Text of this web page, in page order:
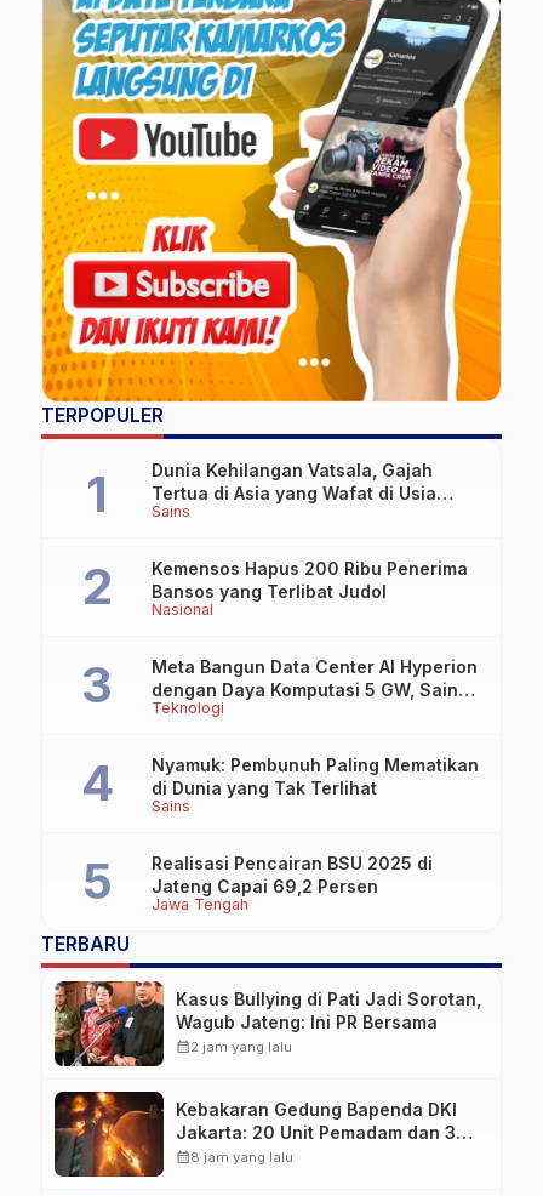
TERPOPULER
Sains
Dunia Kehilangan Vatsala, Gajah
Tertua di Asia yang Wafat di Usia
Lebih dari 100 Tahun
Nasional
Kemensos Hapus 200 Ribu Penerima
Bansos yang Terlibat Judol
Teknologi
Meta Bangun Data Center AI Hyperion
dengan Daya Komputasi 5 GW, Saingi
OpenAI dan Google
Sains
Nyamuk: Pembunuh Paling Mematikan
di Dunia yang Tak Terlihat
Jawa Tengah
Realisasi Pencairan BSU 2025 di
Jateng Capai 69,2 Persen
TERBARU
Kasus Bullying di Pati Jadi Sorotan,
Wagub Jateng: Ini PR Bersama
calendar_month2 jam yang lalu
Kebakaran Gedung Bapenda DKI
Jakarta: 20 Unit Pemadam dan 3
Bronto Skylift Dikerahkan, Angin
calendar_month8 jam yang lalu